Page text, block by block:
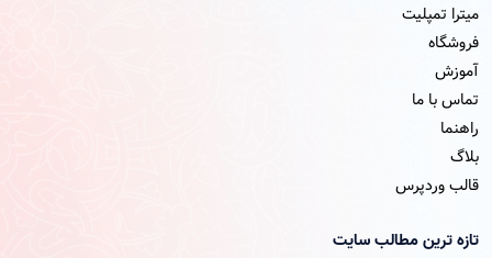
میترا تمپلیت
فروشگاه
آموزش
تماس با ما
راهنما
بلاگ
قالب وردپرس
تازه ترین مطالب سایت